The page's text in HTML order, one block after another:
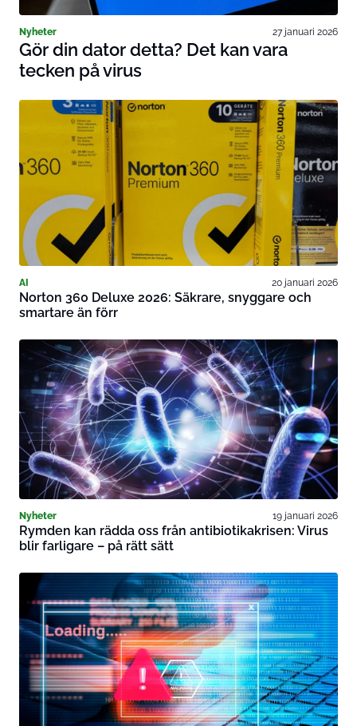
Nyheter 27 januari 2026
Gör din dator detta? Det kan vara
tecken på virus
AI 20 januari 2026
Norton 360 Deluxe 2026: Säkrare, snyggare och
smartare än förr
Nyheter 19 januari 2026
Rymden kan rädda oss från antibiotikakrisen: Virus
blir farligare – på rätt sätt